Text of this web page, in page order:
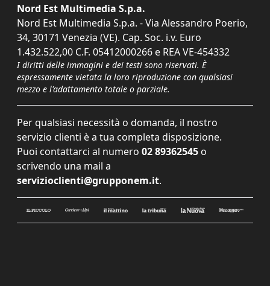
Nord Est Multimedia S.p.a.
Nord Est Multimedia S.p.a. - Via Alessandro Poerio,
34, 30171 Venezia (VE). Cap. Soc. i.v. Euro
1.432.522,00 C.F. 05412000266 e REA VE-454332
I diritti delle immagini e dei testi sono riservati. È
espressamente vietata la loro riproduzione con qualsiasi
mezzo e l'adattamento totale o parziale.
Per qualsiasi necessità o domanda, il nostro
servizio clienti è a tua completa disposizione.
Puoi contattarci al numero 02 89362545 o
scrivendo una mail a
servizioclienti@grupponem.it.